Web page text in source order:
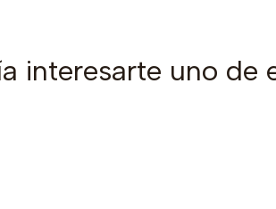
interesarte uno de